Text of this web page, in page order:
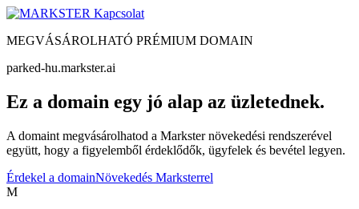
Kapcsolat
MEGVÁSÁROLHATÓ PRÉMIUM DOMAIN
parked-hu.markster.ai
Ez a domain egy jó alap az üzletednek.
A domaint megvásárolhatod a Markster növekedési rendszerével
együtt, hogy a figyelemből érdeklődők, ügyfelek és bevétel legyen.
Érdekel a domainNövekedés Marksterrel
M